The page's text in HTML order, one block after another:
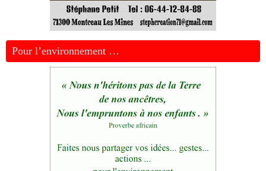
Pour l’environnement …